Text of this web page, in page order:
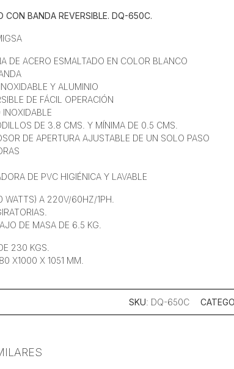
CON BANDA REVERSIBLE. DQ-650C.
DE ACERO ESMALTADO EN COLOR BLANCO
Y ALUMINIO
DE FÁCIL OPERACIÓN
DE 3.8 CMS. Y MÍNIMA DE 0.5 CMS.
DE APERTURA AJUSTABLE DE UN SOLO PASO
DE PVC HIGIÉNICA Y LAVABLE
WATTS) A 220V/60HZ/1PH.
DE MASA DE 6.5 KG.
230 KGS.
X1000 X 1051 MM.
SKU: DQ-650C